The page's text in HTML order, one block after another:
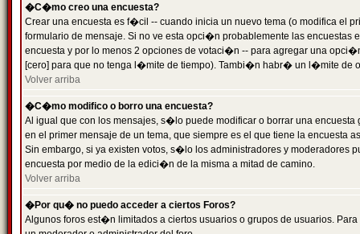
�C�mo creo una encuesta?
Crear una encuesta es f�cil -- cuando inicia un nuevo tema (o modifica el
formulario de mensaje. Si no ve esta opci�n probablemente las
encuesta y por lo menos 2 opciones de votaci�n -- para agregar una
[cero] para que no tenga l�mite de tiempo). Tambi�n habr� un l�mite de
Volver arriba
�C�mo modifico o borro una encuesta?
Al igual que con los mensajes, s�lo puede modificar o borrar una
en el primer mensaje de un tema, que siempre es el que tiene la encuesta
Sin embargo, si ya existen votos, s�lo los administradores y moderadores
encuesta por medio de la edici�n de la misma a mitad de camino.
Volver arriba
�Por qu� no puedo acceder a ciertos Foros?
Algunos foros est�n limitados a ciertos usuarios o grupos de usuarios.